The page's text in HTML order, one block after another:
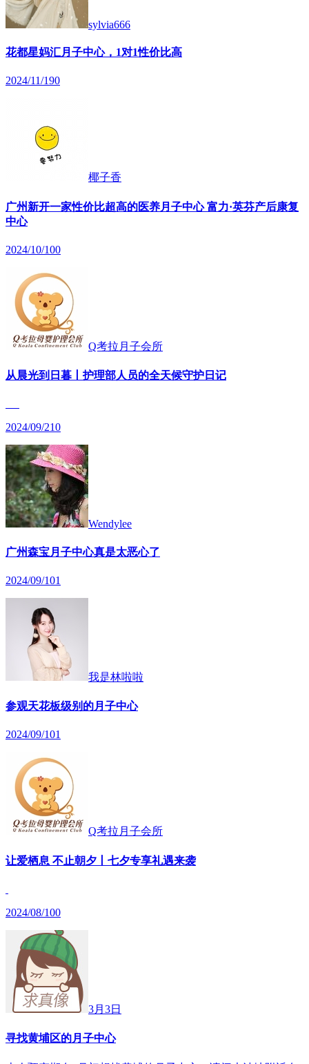
sylvia666
花都星妈汇月子中心，1对1性价比高
2024/11/190
椰子香
广州新开一家性价比超高的医养月子中心 富力·英芬产后康复
中心
2024/10/100
Q考拉月子会所
从晨光到日暮丨护理部人员的全天候守护日记
2024/09/210
Wendylee
广州森宝月子中心真是太恶心了
2024/09/101
我是林啦啦
参观天花板级别的月子中心
2024/09/101
Q考拉月子会所
让爱栖息 不止朝夕丨七夕专享礼遇来袭
2024/08/100
3月3日
寻找黄埔区的月子中心